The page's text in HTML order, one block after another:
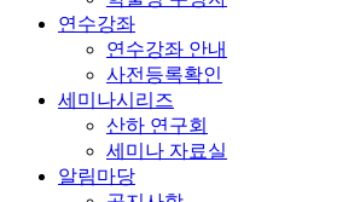
연수강좌
연수강좌 안내
사전등록확인
세미나시리즈
산하 연구회
세미나 자료실
알림마당